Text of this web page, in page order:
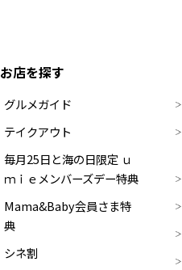
お店を探す
グルメガイド
テイクアウト
毎月25日と海の日限定 ｕ
ｍｉｅメンバーズデー特典
Mama&Baby会員さま特
典
シネ割